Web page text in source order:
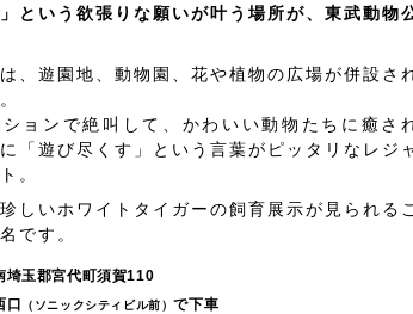
という欲張りな願いが叶う場所が、東武動物
、遊園地、動物園、花や植物の広場が併設さ
ョンで絶叫して、かわいい動物たちに癒さ
「遊び尽くす」という言葉がピッタリなレジ
。
しいホワイトタイガーの飼育展示が見られる
です。
埼玉郡宮代町須賀110
口
（ソニックシティビル前）で下車